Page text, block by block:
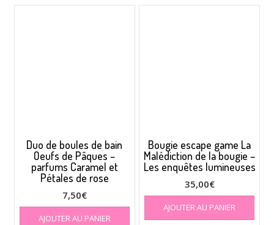
Duo de boules de bain
Oeufs de Pâques –
parfums Caramel et
Pétales de rose
7,50€
AJOUTER AU PANIER
Bougie escape game La
Malédiction de la bougie –
Les enquêtes lumineuses
35,00€
AJOUTER AU PANIER